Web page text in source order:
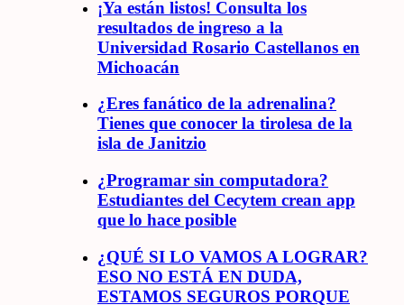
¡Ya están listos! Consulta los
resultados de ingreso a la
Universidad Rosario Castellanos en
Michoacán
¿Eres fanático de la adrenalina?
Tienes que conocer la tirolesa de la
isla de Janitzio
¿Programar sin computadora?
Estudiantes del Cecytem crean app
que lo hace posible
¿QUÉ SI LO VAMOS A LOGRAR?
ESO NO ESTÁ EN DUDA,
ESTAMOS SEGUROS PORQUE